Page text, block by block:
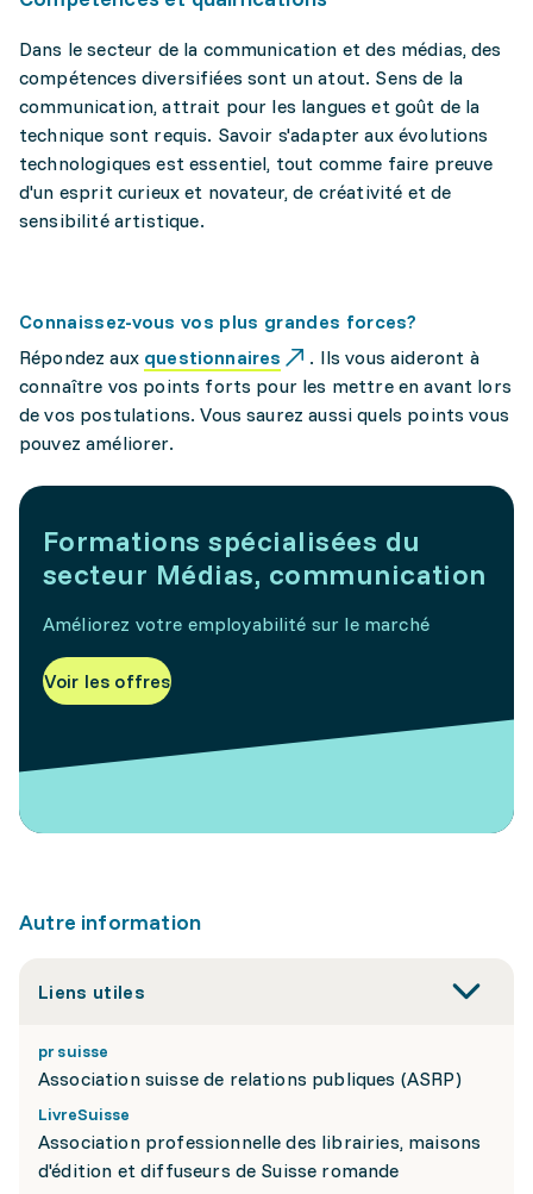
Dans le secteur de la communication et des médias, des
compétences diversifiées sont un atout. Sens de la
communication, attrait pour les langues et goût de la
technique sont requis. Savoir s'adapter aux évolutions
technologiques est essentiel, tout comme faire preuve
d'un esprit curieux et novateur, de créativité et de
sensibilité artistique.
Connaissez-vous vos plus grandes forces?
Répondez aux questionnaires
. Ils vous aideront à
connaître vos points forts pour les mettre en avant lors
de vos postulations. Vous saurez aussi quels points vous
pouvez améliorer.
Formations spécialisées du
secteur Médias, communication
Améliorez votre employabilité sur le marché
Voir les offres
Autre information
Liens utiles
pr suisse
Association suisse de relations publiques (ASRP)
LivreSuisse
Association professionnelle des librairies, maisons
d'édition et diffuseurs de Suisse romande